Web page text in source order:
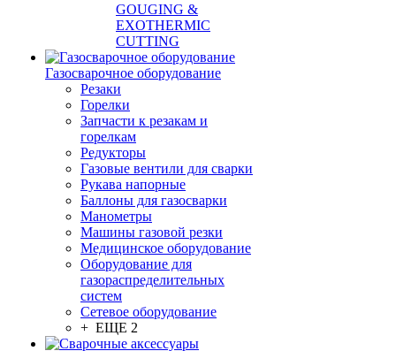
GOUGING &
EXOTHERMIC
CUTTING
Газосварочное оборудование
Резаки
Горелки
Запчасти к резакам и
горелкам
Редукторы
Газовые вентили для сварки
Рукава напорные
Баллоны для газосварки
Манометры
Машины газовой резки
Медицинское оборудование
Оборудование для
газораспределительных
систем
Сетевое оборудование
+ ЕЩЕ 2